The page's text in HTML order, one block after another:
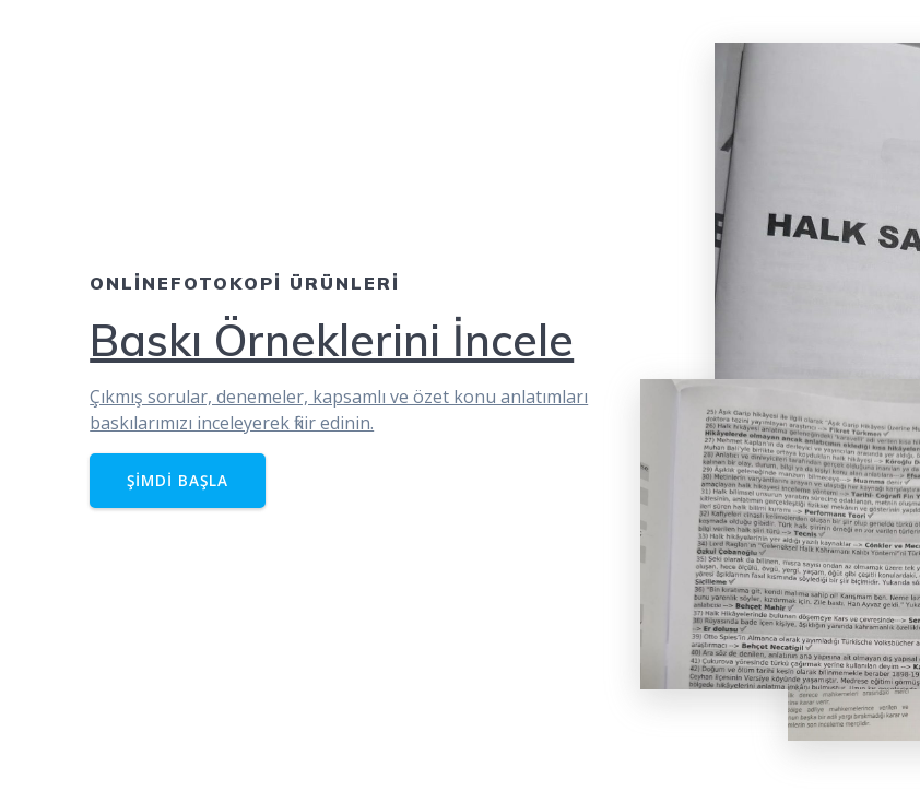
ONLİNEFOTOKOPİ ÜRÜNLERİ
Baskı Örneklerini İncele
Çıkmış sorular, denemeler, kapsamlı ve özet konu anlatımları
baskılarımızı inceleyerek fikir edinin.
ŞİMDİ BAŞLA